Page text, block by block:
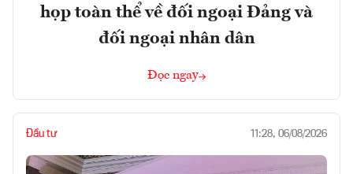
họp toàn thể về đối ngoại Đảng và
đối ngoại nhân dân
Đọc ngay
Đầu tư 11:28, 06/08/2026